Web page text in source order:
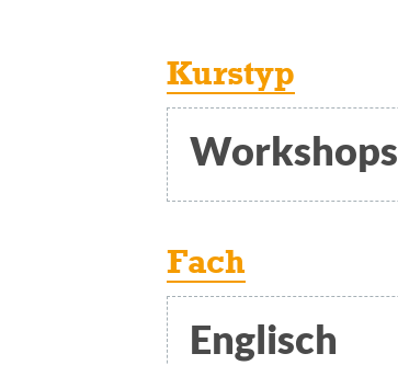
Kurstyp
Workshops
Fach
Englisch